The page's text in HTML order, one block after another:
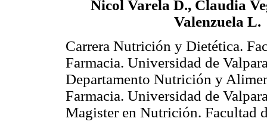
Nicol Varela D., Claudia
Valenzuela L.
Carrera Nutrición y Dietética.
Farmacia. Universidad de
Departamento Nutrición y
Farmacia. Universidad de
Magister en Nutrición. Facultad